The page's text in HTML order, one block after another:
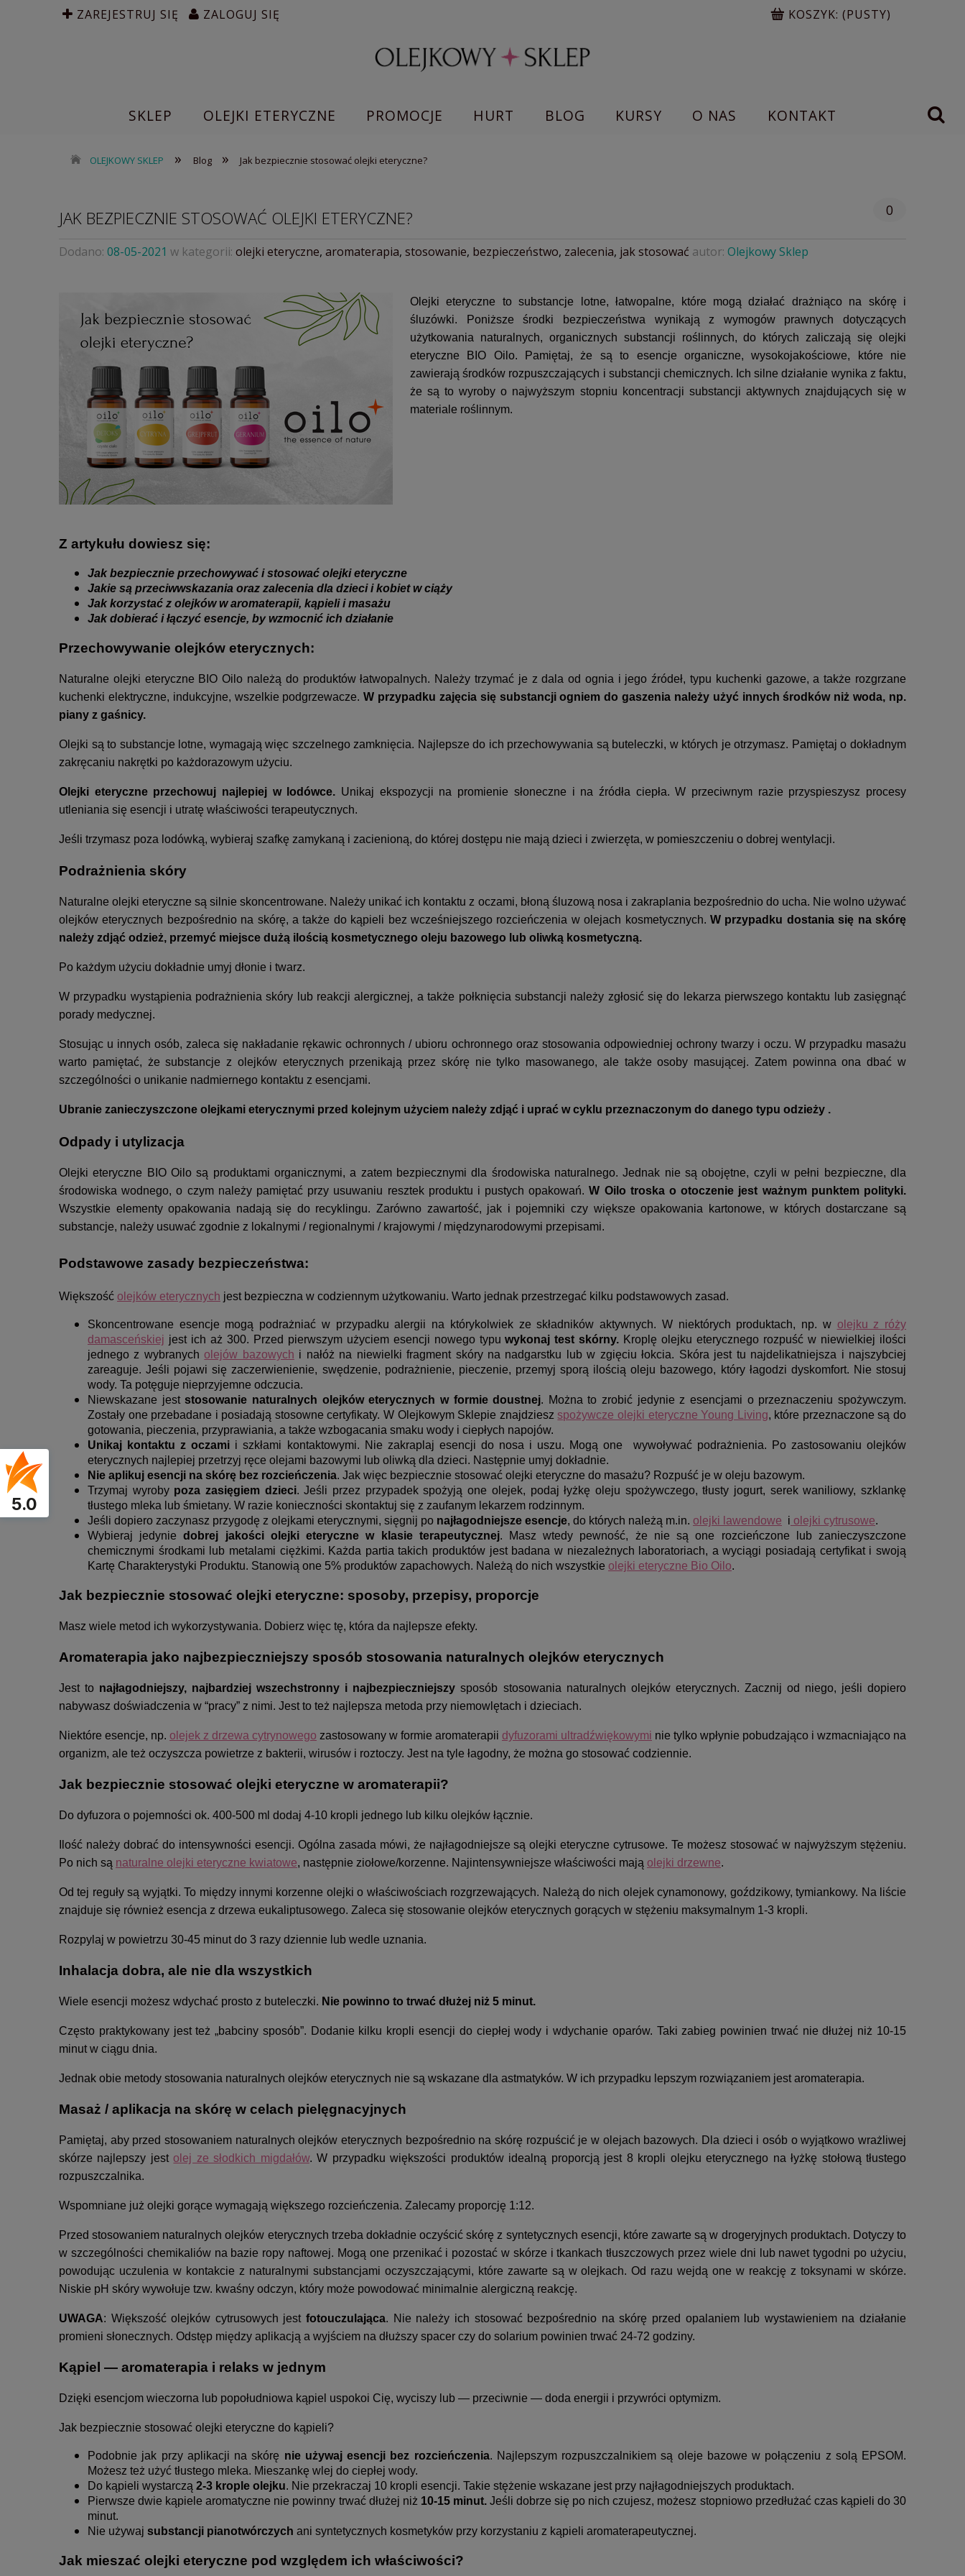
ZAREJESTRUJ SIĘ ZALOGUJ SIĘ KOSZYK: (PUSTY)
SKLEP OLEJKI ETERYCZNE PROMOCJE HURT BLOG KURSY O NAS KONTAKT
OLEJKOWY SKLEP » Blog » Jak bezpiecznie stosować olejki eteryczne?
JAK BEZPIECZNIE STOSOWAĆ OLEJKI ETERYCZNE? 0
Dodano: 08-05-2021 w kategorii: olejki eteryczne, aromaterapia, stosowanie, bezpieczeństwo, zalecenia, jak stosować autor: Olejkowy Sklep
Olejki eteryczne to substancje lotne, łatwopalne, które mogą działać drażniąco na skórę i
śluzówki. Poniższe środki bezpieczeństwa wynikają z wymogów prawnych dotyczących
użytkowania naturalnych, organicznych substancji roślinnych, do których zaliczają się olejki
eteryczne BIO Oilo. Pamiętaj, że są to esencje organiczne, wysokojakościowe, które nie
zawierają środków rozpuszczających i substancji chemicznych. Ich silne działanie wynika z faktu,
że są to wyroby o najwyższym stopniu koncentracji substancji aktywnych znajdujących się w
materiale roślinnym.
Z artykułu dowiesz się:
Jak bezpiecznie przechowywać i stosować olejki eteryczne
Jakie są przeciwwskazania oraz zalecenia dla dzieci i kobiet w ciąży
Jak korzystać z olejków w aromaterapii, kąpieli i masażu
Jak dobierać i łączyć esencje, by wzmocnić ich działanie
Przechowywanie olejków eterycznych:
Naturalne olejki eteryczne BIO Oilo należą do produktów łatwopalnych. Należy trzymać je z dala od ognia i jego źródeł, typu kuchenki gazowe, a także rozgrzane
kuchenki elektryczne, indukcyjne, wszelkie podgrzewacze.W przypadku zajęcia się substancji ogniem do gaszenia należy użyć innych środków niż woda, np.
piany z gaśnicy.
Olejki są to substancje lotne, wymagają więc szczelnego zamknięcia. Najlepsze do ich przechowywania są buteleczki, w których je otrzymasz. Pamiętaj o dokładnym
zakręcaniu nakrętki po każdorazowym użyciu.
Olejki eteryczne przechowuj najlepiej w lodówce. Unikaj ekspozycji na promienie słoneczne i na źródła ciepła. W przeciwnym razie przyspieszysz procesy
utleniania się esencji i utratę właściwości terapeutycznych.
Jeśli trzymasz poza lodówką, wybieraj szafkę zamykaną i zacienioną, do której dostępu nie mają dzieci i zwierzęta, w pomieszczeniu o dobrej wentylacji.
Podrażnienia skóry
Naturalne olejki eteryczne są silnie skoncentrowane. Należy unikać ich kontaktu z oczami, błoną śluzową nosa i zakraplania bezpośrednio do ucha. Nie wolno używać
olejków eterycznych bezpośrednio na skórę, a także do kąpieli bez wcześniejszego rozcieńczenia w olejach kosmetycznych. W przypadku dostania się na skórę
należy zdjąć odzież, przemyć miejsce dużą ilością kosmetycznego oleju bazowego lub oliwką kosmetyczną.
Po każdym użyciu dokładnie umyj dłonie i twarz.
W przypadku wystąpienia podrażnienia skóry lub reakcji alergicznej, a także połknięcia substancji należy zgłosić się do lekarza pierwszego kontaktu lub zasięgnąć
porady medycznej.
Stosując u innych osób, zaleca się nakładanie rękawic ochronnych / ubioru ochronnego oraz stosowania odpowiedniej ochrony twarzy i oczu. W przypadku masażu
warto pamiętać, że substancje z olejków eterycznych przenikają przez skórę nie tylko masowanego, ale także osoby masującej. Zatem powinna ona dbać w
szczególności o unikanie nadmiernego kontaktu z esencjami.
Ubranie zanieczyszczone olejkami eterycznymi przed kolejnym użyciem należy zdjąć i uprać w cyklu przeznaczonym do danego typu odzieży .
Odpady i utylizacja
Olejki eteryczne BIO Oilo są produktami organicznymi, a zatem bezpiecznymi dla środowiska naturalnego. Jednak nie są obojętne, czyli w pełni bezpieczne, dla
środowiska wodnego, o czym należy pamiętać przy usuwaniu resztek produktu i pustych opakowań.W Oilo troska o otoczenie jest ważnym punktem polityki.
Wszystkie elementy opakowania nadają się do recyklingu. Zarówno zawartość, jak i pojemniki czy większe opakowania kartonowe, w których dostarczane są
substancje, należy usuwać zgodnie z lokalnymi / regionalnymi / krajowymi / międzynarodowymi przepisami.
Podstawowe zasady bezpieczeństwa:
Większość olejków eterycznych jest bezpieczna w codziennym użytkowaniu. Warto jednak przestrzegać kilku podstawowych zasad.
Skoncentrowane esencje mogą podrażniać w przypadku alergii na którykolwiek ze składników aktywnych. W niektórych produktach, np. w olejku z róży
damasceńskiej jest ich aż 300. Przed pierwszym użyciem esencji nowego typuwykonaj test skórny. Kroplę olejku eterycznego rozpuść w niewielkiej ilości
jednego z wybranycholejów bazowych i nałóż na niewielki fragment skóry na nadgarstku lub w zgięciu łokcia. Skóra jest tu najdelikatniejsza i najszybciej
zareaguje. Jeśli pojawi się zaczerwienienie, swędzenie, podrażnienie, pieczenie, przemyj sporą ilością oleju bazowego, który łagodzi dyskomfort. Nie stosuj
wody. Ta potęguje nieprzyjemne odczucia.
Niewskazane jeststosowanie naturalnych olejków eterycznych w formie doustnej. Można to zrobić jedynie z esencjami o przeznaczeniu spożywczym.
Zostały one przebadane i posiadają stosowne certyfikaty. W Olejkowym Sklepie znajdziesz spożywcze olejki eteryczne Young Living, które przeznaczone są do
gotowania, pieczenia, przyprawiania, a także wzbogacania smaku wody i ciepłych napojów.
Unikaj kontaktu z oczami i szkłami kontaktowymi. Nie zakraplaj esencji do nosa i uszu. Mogą one wywoływać podrażnienia. Po zastosowaniu olejków
eterycznych najlepiej przetrzyj ręce olejami bazowymi lub oliwką dla dzieci. Następnie umyj dokładnie.
Nie aplikuj esencji na skórę bez rozcieńczenia. Jak więc bezpiecznie stosować olejki eteryczne do masażu? Rozpuść je w oleju bazowym.
Trzymaj wyroby poza zasięgiem dzieci. Jeśli przez przypadek spożyją one olejek, podaj łyżkę oleju spożywczego, tłusty jogurt, serek waniliowy, szklankę
tłustego mleka lub śmietany. W razie konieczności skontaktuj się z zaufanym lekarzem rodzinnym.
Jeśli dopiero zaczynasz przygodę z olejkami eterycznymi, sięgnij po najłagodniejsze esencje, do których należą m.in. olejki lawendowe i olejki cytrusowe.
Wybieraj jedynie dobrej jakości olejki eteryczne w klasie terapeutycznej. Masz wtedy pewność, że nie są one rozcieńczone lub zanieczyszczone
chemicznymi środkami lub metalami ciężkimi. Każda partia takich produktów jest badana w niezależnych laboratoriach, a wyciągi posiadają certyfikat i swoją
Kartę Charakterystyki Produktu. Stanowią one 5% produktów zapachowych. Należą do nich wszystkie olejki eteryczne Bio Oilo.
Jak bezpiecznie stosować olejki eteryczne: sposoby, przepisy, proporcje
Masz wiele metod ich wykorzystywania. Dobierz więc tę, która da najlepsze efekty.
Aromaterapia jako najbezpieczniejszy sposób stosowania naturalnych olejków eterycznych
Jest to najłagodniejszy, najbardziej wszechstronny i najbezpieczniejszy sposób stosowania naturalnych olejków eterycznych. Zacznij od niego, jeśli dopiero
nabywasz doświadczenia w “pracy” z nimi. Jest to też najlepsza metoda przy niemowlętach i dzieciach.
Niektóre esencje, np. olejek z drzewa cytrynowego zastosowany w formie aromaterapii dyfuzorami ultradźwiękowymi nie tylko wpłynie pobudzająco i wzmacniająco na
organizm, ale też oczyszcza powietrze z bakterii, wirusów i roztoczy. Jest na tyle łagodny, że można go stosować codziennie.
Jak bezpiecznie stosować olejki eteryczne w aromaterapii?
Do dyfuzora o pojemności ok. 400-500 ml dodaj 4-10 kropli jednego lub kilku olejków łącznie.
Ilość należy dobrać do intensywności esencji. Ogólna zasada mówi, że najłagodniejsze są olejki eteryczne cytrusowe. Te możesz stosować w najwyższym stężeniu.
Po nich są naturalne olejki eteryczne kwiatowe, następnie ziołowe/korzenne. Najintensywniejsze właściwości mają olejki drzewne.
Od tej reguły są wyjątki. To między innymi korzenne olejki o właściwościach rozgrzewających. Należą do nich olejek cynamonowy, goździkowy, tymiankowy. Na liście
znajduje się również esencja z drzewa eukaliptusowego. Zaleca się stosowanie olejków eterycznych gorących w stężeniu maksymalnym 1-3 kropli.
Rozpylaj w powietrzu 30-45 minut do 3 razy dziennie lub wedle uznania.
Inhalacja dobra, ale nie dla wszystkich
Wiele esencji możesz wdychać prosto z buteleczki. Nie powinno to trwać dłużej niż 5 minut.
Często praktykowany jest też „babciny sposób”. Dodanie kilku kropli esencji do ciepłej wody i wdychanie oparów. Taki zabieg powinien trwać nie dłużej niż 10-15
minut w ciągu dnia.
Jednak obie metody stosowania naturalnych olejków eterycznych nie są wskazane dla astmatyków. W ich przypadku lepszym rozwiązaniem jest aromaterapia.
Masaż / aplikacja na skórę w celach pielęgnacyjnych
Pamiętaj, aby przed stosowaniem naturalnych olejków eterycznych bezpośrednio na skórę rozpuścić je w olejach bazowych. Dla dzieci i osób o wyjątkowo wrażliwej
skórze najlepszy jestolej ze słodkich migdałów. W przypadku większości produktów idealną proporcją jest 8 kropli olejku eterycznego na łyżkę stołową tłustego
rozpuszczalnika.
Wspomniane już olejki gorące wymagają większego rozcieńczenia. Zalecamy proporcję 1:12.
Przed stosowaniem naturalnych olejków eterycznych trzeba dokładnie oczyścić skórę z syntetycznych esencji, które zawarte są w drogeryjnych produktach. Dotyczy to
w szczególności chemikaliów na bazie ropy naftowej. Mogą one przenikać i pozostać w skórze i tkankach tłuszczowych przez wiele dni lub nawet tygodni po użyciu,
powodując uczulenia w kontakcie z naturalnymi substancjami oczyszczającymi, które zawarte są w olejkach. Od razu wejdą one w reakcję z toksynami w skórze.
Niskie pH skóry wywołuje tzw. kwaśny odczyn, który może powodować minimalnie alergiczną reakcję.
UWAGA: Większość olejków cytrusowych jestfotouczulająca. Nie należy ich stosować bezpośrednio na skórę przed opalaniem lub wystawieniem na działanie
promieni słonecznych. Odstęp między aplikacją a wyjściem na dłuższy spacer czy do solarium powinien trwać 24-72 godziny.
Kąpiel — aromaterapia i relaks w jednym
Dzięki esencjom wieczorna lub popołudniowa kąpiel uspokoi Cię, wyciszy lub — przeciwnie — doda energii i przywróci optymizm.
Jak bezpiecznie stosować olejki eteryczne do kąpieli?
Podobnie jak przy aplikacji na skórę nie używaj esencji bez rozcieńczenia. Najlepszym rozpuszczalnikiem są oleje bazowe w połączeniu z solą EPSOM.
Możesz też użyć tłustego mleka. Mieszankę wlej do ciepłej wody.
Do kąpieli wystarczą 2-3 krople olejku. Nie przekraczaj 10 kropli esencji. Takie stężenie wskazane jest przy najłagodniejszych produktach.
Pierwsze dwie kąpiele aromatyczne nie powinny trwać dłużej niż 10-15 minut.Jeśli dobrze się po nich czujesz, możesz stopniowo przedłużać czas kąpieli do 30
minut.
Nie używaj substancji pianotwórczych ani syntetycznych kosmetyków przy korzystaniu z kąpieli aromaterapeutycznej.
Jak mieszać olejki eteryczne pod względem ich właściwości?
5.0